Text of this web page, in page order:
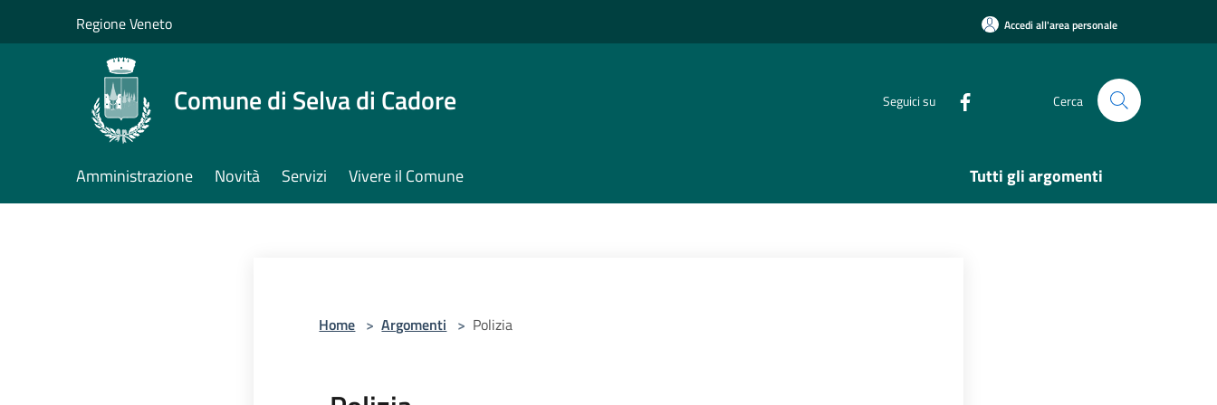
Regione Veneto Accedi all'area personale
Comune di Selva di Cadore Seguici su Cerca
Amministrazione Novità Servizi Vivere il Comune Tutti gli argomenti
Home > Argomenti > Polizia